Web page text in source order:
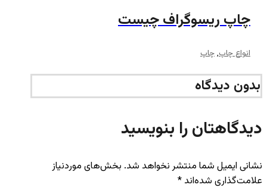
چاپ ریسوگراف چیست
انواع چاپ,چاپ
بدون دیدگاه
دیدگاهتان را بنویسید
نشانی ایمیل شما منتشر نخواهد شد. بخش‌های موردنیاز
علامت‌گذاری شده‌اند *